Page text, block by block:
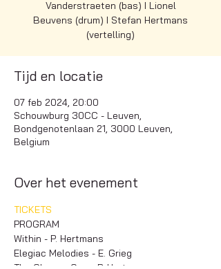
Vanderstraeten (bas) I Lionel
Beuvens (drum) I Stefan Hertmans
(vertelling)
Tijd en locatie
07 feb 2024, 20:00
Schouwburg 30CC - Leuven,
Bondgenotenlaan 21, 3000 Leuven,
Belgium
Over het evenement
TICKETS
PROGRAM
Within - P. Hertmans
Elegiac Melodies - E. Grieg